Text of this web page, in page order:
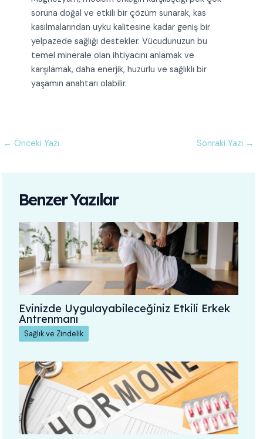
soruna doğal ve etkili bir çözüm sunarak, kas
kasılmalarından uyku kalitesine kadar geniş bir
yelpazede sağlığı destekler. Vücudunuzun bu
temel minerale olan ihtiyacını anlamak ve
karşılamak, daha enerjik, huzurlu ve sağlıklı bir
yaşamın anahtarı olabilir.
← Önceki Yazı Sonraki Yazı →
Benzer Yazılar
Evinizde Uygulayabileceğiniz Etkili Erkek
Antrenmanı
Sağlık ve Zindelik